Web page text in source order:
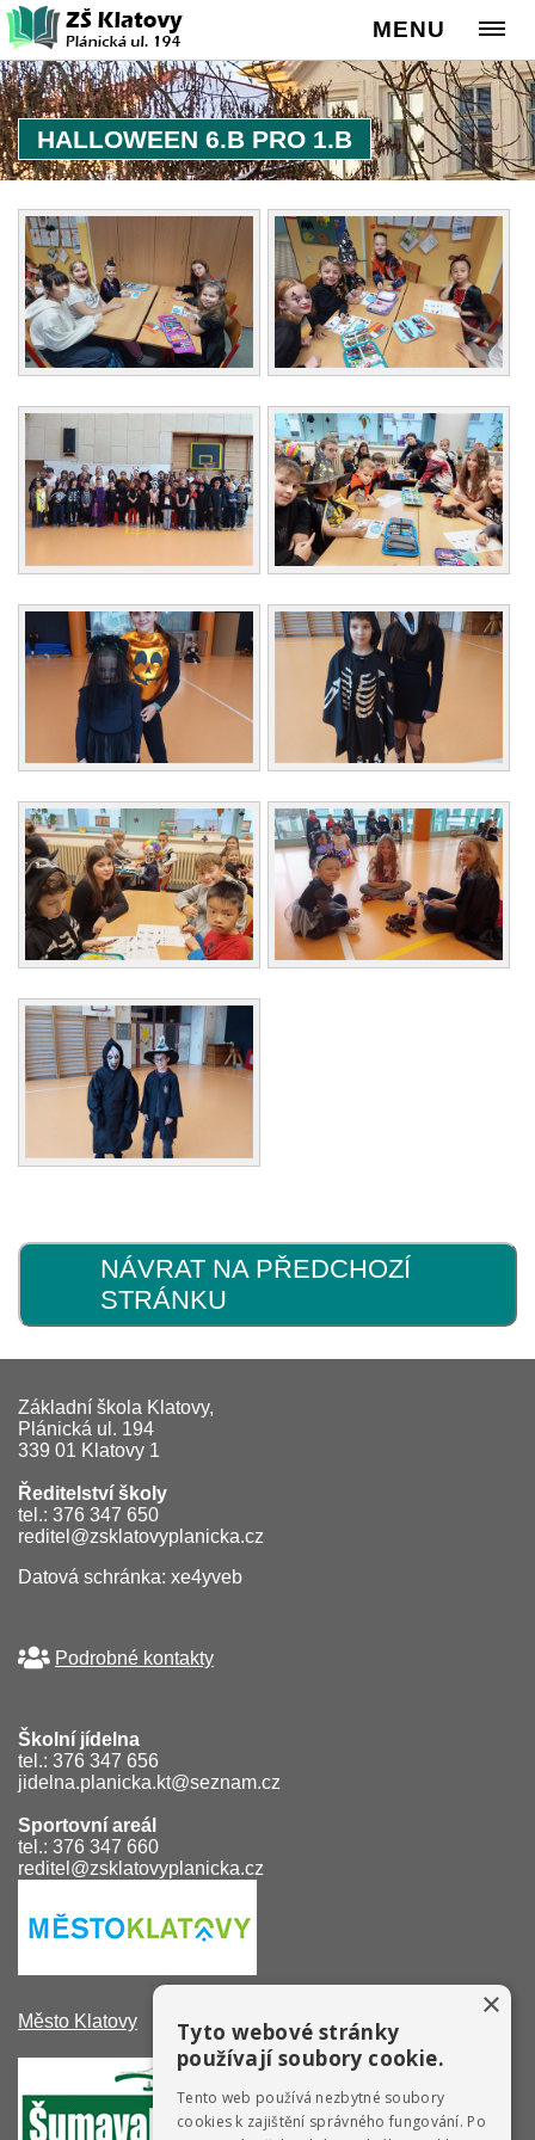
MENU
HALLOWEEN 6.B PRO 1.B
NÁVRAT NA PŘEDCHOZÍ
STRÁNKU
Základní škola Klatovy,
Plánická ul. 194
339 01 Klatovy 1
Ředitelství školy
tel.: 376 347 650
reditel@zsklatovyplanicka.cz
Datová schránka: xe4yveb
Podrobné kontakty
Školní jídelna
tel.: 376 347 656
jidelna.planicka.kt@seznam.cz
Sportovní areál
tel.: 376 347 660
reditel@zsklatovyplanicka.cz
Město Klatovy ×
Tyto webové stránky
používají soubory cookie.
Tento web používá nezbytné soubory
cookies k zajištění správného fungování. Po